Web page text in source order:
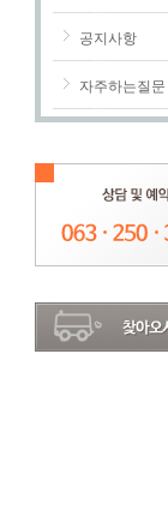
공지사항
자주하는질문